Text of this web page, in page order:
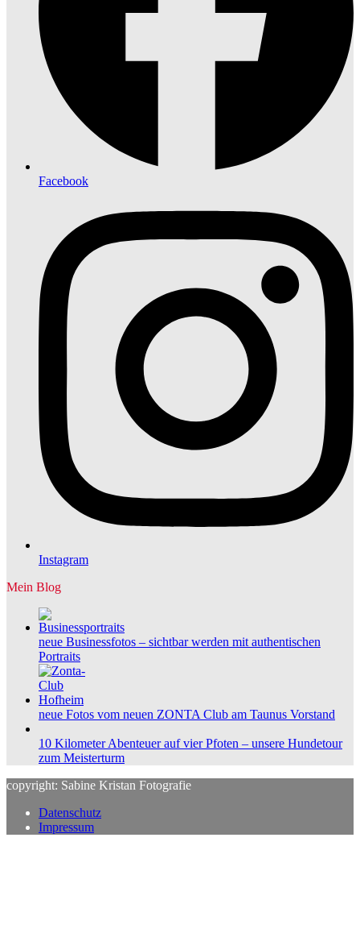
Facebook
Instagram
Mein Blog
neue Businessfotos – sichtbar werden mit authentischen
Portraits
neue Fotos vom neuen ZONTA Club am Taunus Vorstand
10 Kilometer Abenteuer auf vier Pfoten – unsere Hundetour
zum Meisterturm
copyright: Sabine Kristan Fotografie
Datenschutz
Impressum